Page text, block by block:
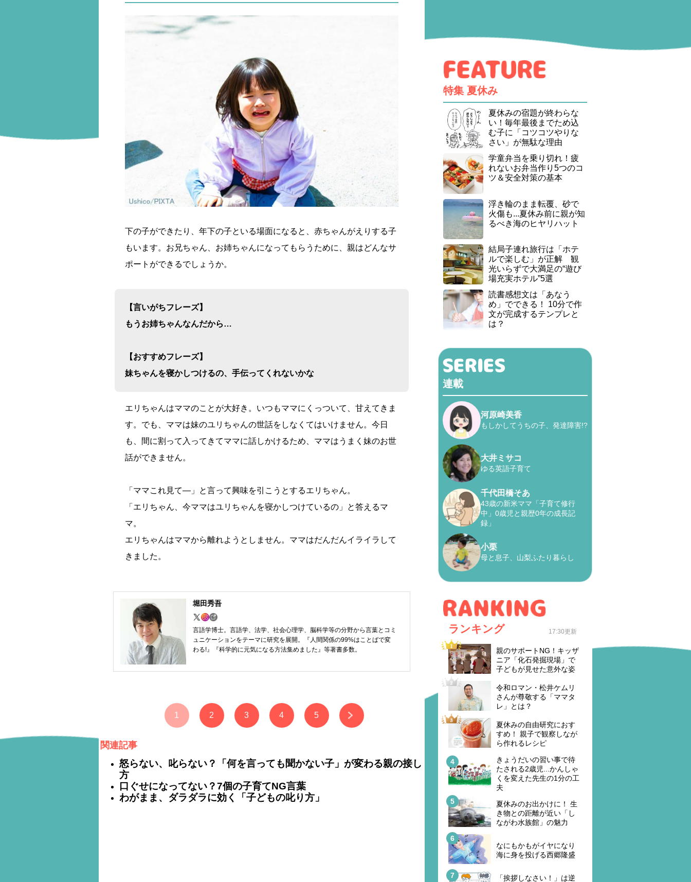
下の子ができたり、年下の子といる場面になると、赤ちゃんがえりする子
もいます。お兄ちゃん、お姉ちゃんになってもらうために、親はどんなサ
ポートができるでしょうか。
【言いがちフレーズ】
もうお姉ちゃんなんだから…
【おすすめフレーズ】
妹ちゃんを寝かしつけるの、手伝ってくれないかな
エリちゃんはママのことが大好き。いつもママにくっついて、甘えてきま
す。でも、ママは妹のユリちゃんの世話をしなくてはいけません。今日
も、間に割って入ってきてママに話しかけるため、ママはうまく妹のお世
話ができません。
「ママこれ見て―」と言って興味を引こうとするエリちゃん。
「エリちゃん、今ママはユリちゃんを寝かしつけているの」と答えるマ
マ。
エリちゃんはママから離れようとしません。ママはだんだんイライラして
きました。
堀田秀吾
言語学博士。言語学、法学、社会心理学、脳科学等の分野から言葉とコミ
ュニケーションをテーマに研究を展開。『人間関係の99%はことばで変
わる!』『科学的に元気になる方法集めました』等著書多数。
1 2 3 4 5
関連記事
怒らない、叱らない？「何を言っても聞かない子」が変わる親の接し
方
口ぐせになってない？7個の子育てNG言葉
わがまま、ダラダラに効く「子どもの叱り方」
特集 夏休み
夏休みの宿題が終わらな
い！毎年最後までため込
む子に「コツコツやりな
さい」が無駄な理由
学童弁当を乗り切れ！疲
れないお弁当作り5つのコ
ツ＆安全対策の基本
浮き輪のまま転覆、砂で
火傷も...夏休み前に親が知
るべき海のヒヤリハット
結局子連れ旅行は「ホテ
ルで楽しむ」が正解 観
光いらずで大満足の“遊び
場充実ホテル”5選
読書感想文は「あなう
め」でできる！ 10分で作
文が完成するテンプレと
は？
連載
河原崎美香
もしかしてうちの子、発達障害!?
大井ミサコ
ゆる英語子育て
千代田橋そあ
43歳の新米ママ「子育て修行
中」0歳児と親歴0年の成長記
録」
小栗
母と息子、山梨ふたり暮らし
ランキング 17:30更新
親のサポートNG！キッザ
ニア「化石発掘現場」で
子どもが見せた意外な姿
令和ロマン・松井ケムリ
さんが尊敬する「ママタ
レ」とは？
夏休みの自由研究におす
すめ！ 親子で観察しなが
ら作れるレシピ
きょうだいの習い事で待
たされる2歳児...かんしゃ
くを変えた先生の1分の工
夫
夏休みのお出かけに！ 生
き物との距離が近い「し
ながわ水族館」の魅力
なにもかもがイヤになり
海に身を投げる西郷隆盛
「挨拶しなさい！」は逆